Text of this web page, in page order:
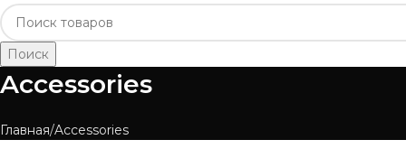
Поиск
Accessories
Главная Accessories